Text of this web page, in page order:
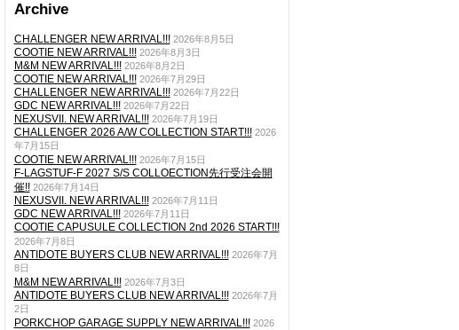
Archive
CHALLENGER NEW ARRIVAL!!! 2026年8月5日
COOTIE NEW ARRIVAL!!! 2026年8月3日
M&M NEW ARRIVAL!!! 2026年8月2日
COOTIE NEW ARRIVAL!!! 2026年7月29日
CHALLENGER NEW ARRIVAL!!! 2026年7月22日
GDC NEW ARRIVAL!!! 2026年7月22日
NEXUSVII. NEW ARRIVAL!!! 2026年7月19日
CHALLENGER 2026 A/W COLLECTION START!!! 2026
年7月15日
COOTIE NEW ARRIVAL!!! 2026年7月15日
F-LAGSTUF-F 2027 S/S COLLOECTION先行受注会開
催!! 2026年7月14日
NEXUSVII. NEW ARRIVAL!!! 2026年7月11日
GDC NEW ARRIVAL!!! 2026年7月11日
COOTIE CAPUSULE COLLECTION 2nd 2026 START!!!
2026年7月8日
ANTIDOTE BUYERS CLUB NEW ARRIVAL!!! 2026年7月
8日
M&M NEW ARRIVAL!!! 2026年7月3日
ANTIDOTE BUYERS CLUB NEW ARRIVAL!!! 2026年7月
2日
PORKCHOP GARAGE SUPPLY NEW ARRIVAL!!! 2026